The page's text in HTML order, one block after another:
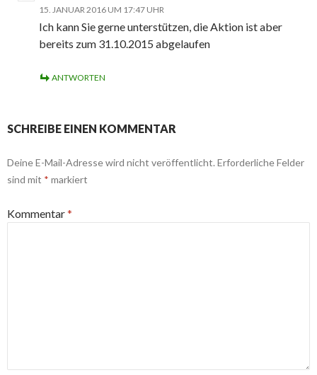
15. JANUAR 2016 UM 17:47 UHR
Ich kann Sie gerne unterstützen, die Aktion ist aber
bereits zum 31.10.2015 abgelaufen
ANTWORTEN
SCHREIBE EINEN KOMMENTAR
Deine E-Mail-Adresse wird nicht veröffentlicht. Erforderliche Felder
sind mit * markiert
Kommentar*